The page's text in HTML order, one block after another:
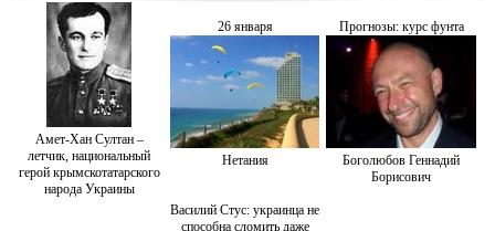
Амет-Хан Султан –
летчик, национальный
герой крымскотатарского
народа Украины
26 января Прогнозы: курс фунта
Нетания
Боголюбов Геннадий
Борисович
Василий Стус: украинца не
способна сломить даже